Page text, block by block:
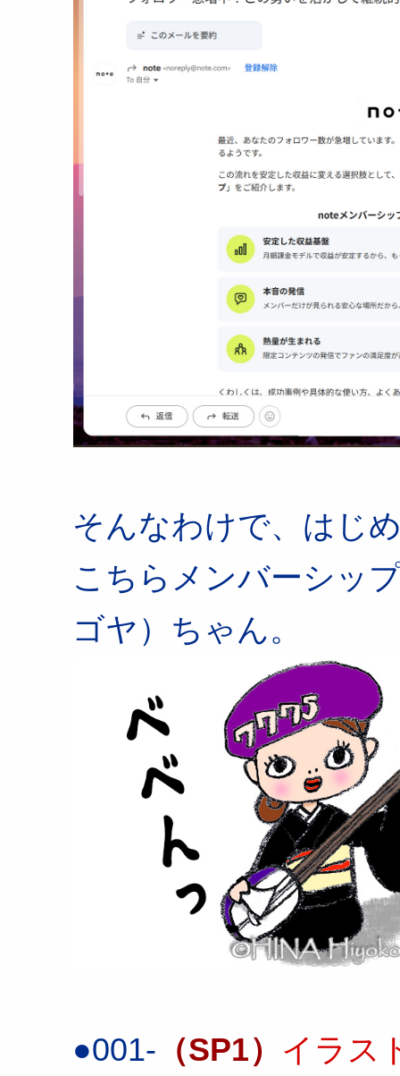
そんなわけで、はじ
こちらメンバーシッ
ゴヤ）ちゃん。
●001- （SP1） イラス